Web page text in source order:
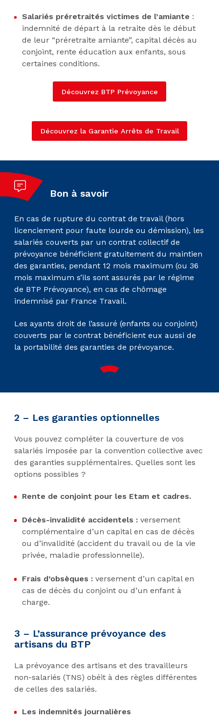
Salariés préretraités victimes de l’amiante :
indemnité de départ à la retraite dès le début
de leur “préretraite amiante”, capital décès au
conjoint, rente éducation aux enfants, sous
certaines conditions.
Découvrez BTP Prévoyance
Découvrez la Garantie Arrêts de Travail
Bon à savoir
En cas de rupture du contrat de travail (hors
licenciement pour faute lourde ou démission), les
salariés couverts par un contrat collectif de
prévoyance bénéficient gratuitement du maintien
des garanties, pendant 12 mois maximum (ou 36
mois maximum s’ils sont assurés par le régime
de BTP Prévoyance), en cas de chômage
indemnisé par France Travail.
Les ayants droit de l’assuré (enfants ou conjoint)
couverts par le contrat bénéficient eux aussi de
la portabilité des garanties de prévoyance.
2 – Les garanties optionnelles
Vous pouvez compléter la couverture de vos
salariés imposée par la convention collective avec
des garanties supplémentaires. Quelles sont les
options possibles ?
Rente de conjoint pour les Etam et cadres.
Décès-invalidité accidentels : versement
complémentaire d’un capital en cas de décès
ou d’invalidité (accident du travail ou de la vie
privée, maladie professionnelle).
Frais d’obsèques : versement d’un capital en
cas de décès du conjoint ou d’un enfant à
charge.
3 – L’assurance prévoyance des
artisans du BTP
La prévoyance des artisans et des travailleurs
non-salariés (TNS) obéit à des règles différentes
de celles des salariés.
Les indemnités journalières